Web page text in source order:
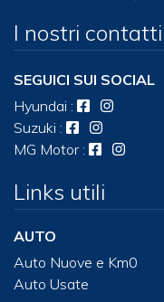
I nostri contatti
SEGUICI SUI SOCIAL
Hyundai :
Suzuki :
MG Motor :
Links utili
AUTO
Auto Nuove e Km0
Auto Usate